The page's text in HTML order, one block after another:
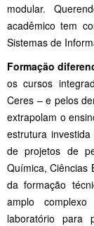
modular.
acadêmico tem
Sistemas de
Formação
os cursos
Ceres – e pelos
extrapolam o
estrutura
de projetos de
Química, Ciências
da formação
amplo
laboratório para